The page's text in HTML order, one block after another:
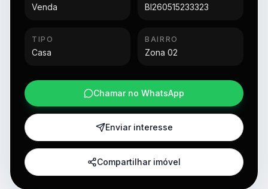
Venda BI260515233323
TIPO
Casa
BAIRRO
Zona 02
Chamar no WhatsApp
Enviar interesse
Compartilhar imóvel